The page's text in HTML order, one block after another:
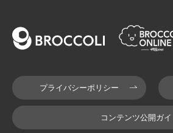
プライバシーポリシー
コンテンツ公開ガ